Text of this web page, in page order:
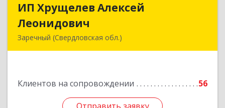
ИП Хрущелев Алексей
Леонидович
Заречный (Свердловская обл.)
Клиентов на сопровождении 56
ИП Хрущелев Алексей
Подробнее